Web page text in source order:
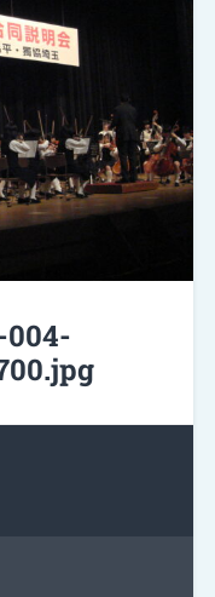
004-